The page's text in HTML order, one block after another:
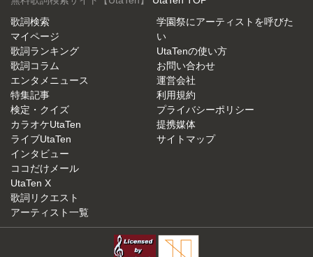
歌詞検索
マイページ
歌詞ランキング
歌詞コラム
エンタメニュース
特集記事
検定・クイズ
カラオケUtaTen
ライブUtaTen
インタビュー
ココだけメール
UtaTen X
歌詞リクエスト
アーティスト一覧
学園祭にアーティストを呼びた
い
UtaTenの使い方
お問い合わせ
運営会社
利用規約
プライバシーポリシー
提携媒体
サイトマップ